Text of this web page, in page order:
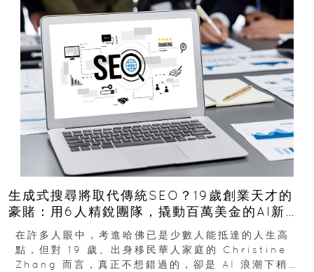
生成式搜尋將取代傳統SEO？19歲創業天才的
豪賭：用6人精銳團隊，撬動百萬美金的AI新商
機
在許多人眼中，考進哈佛已是少數人能抵達的人生高
點，但對 19 歲、出身移民華人家庭的 Christine
Zhang 而言，真正不想錯過的，卻是 AI 浪潮下稍縱